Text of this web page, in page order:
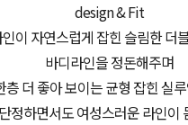
design & Fit
이 자연스럽게 잡힌 슬림한 더
바디라인을 정돈해주며
층 더 좋아 보이는 균형 잡힌 실
단정하면서도 여성스러운 라인이